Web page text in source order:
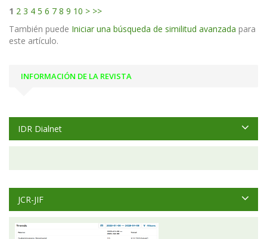
1 2 3 4 5 6 7 8 9 10 > >>
También puede Iniciar una búsqueda de similitud avanzada para
este artículo.
INFORMACIÓN DE LA REVISTA
IDR Dialnet
JCR-JIF